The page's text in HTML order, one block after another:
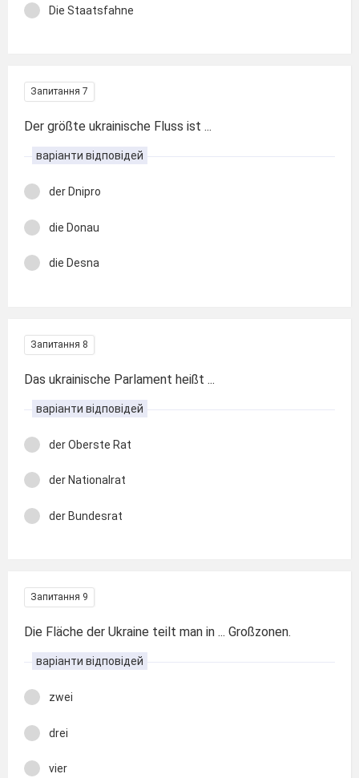
Die Staatsfahne
Запитання 7
Der größte ukrainische Fluss ist ...
варіанти відповідей
der Dnipro
die Donau
die Desna
Запитання 8
Das ukrainische Parlament heißt ...
варіанти відповідей
der Oberste Rat
der Nationalrat
der Bundesrat
Запитання 9
Die Fläche der Ukraine teilt man in ... Großzonen.
варіанти відповідей
zwei
drei
vier